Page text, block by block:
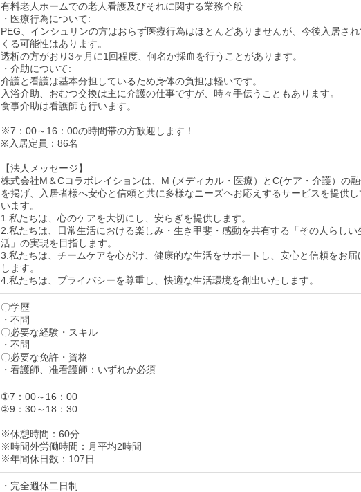
有料老人ホームでの老人看護及びそれに関する業務全般
・医療行為について:
PEG、インシュリンの方はおらず医療行為はほとんどありませんが、今後入居さ
くる可能性はあります。
透析の方がおり3ヶ月に1回程度、何名か採血を行うことがあります。
・介助について:
介護と看護は基本分担しているため身体の負担は軽いです。
入浴介助、おむつ交換は主に介護の仕事ですが、時々手伝うこともあります。
食事介助は看護師も行います。
※7：00～16：00の時間帯の方歓迎します！
※入居定員：86名
【法人メッセージ】
株式会社M＆Cコラボレイションは、M (メディカル・医療）とC(ケア・介護）の
を掲げ、入居者様へ安心と信頼と共に多様なニーズヘお応えするサービスを提供し
います。
1.私たちは、心のケアを大切にし、安らぎを提供します。
2.私たちは、日常生活における楽しみ・生き甲斐・感動を共有する「その人らしい
活」の実現を目指します。
3.私たちは、チームケアを心がけ、健康的な生活をサポートし、安心と信頼をお届
します。
4.私たちは、プライバシーを尊重し、快適な生活環境を創出いたします。
〇学歴
・不問
〇必要な経験・スキル
・不問
〇必要な免許・資格
・看護師、准看護師：いずれか必須
①7：00～16：00
②9：30～18：30
※休憩時間：60分
※時間外労働時間：月平均2時間
※年間休日数：107日
・完全週休二日制